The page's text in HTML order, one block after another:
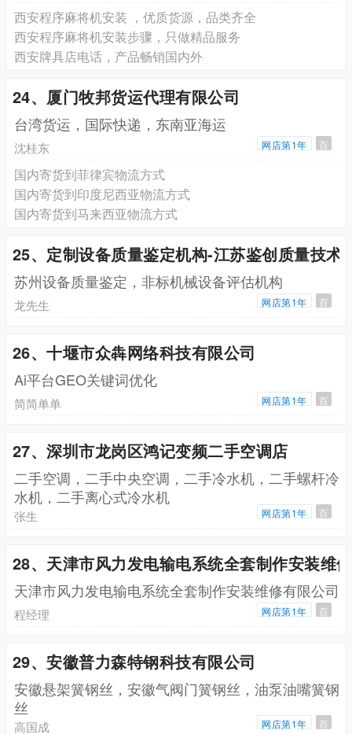
西安程序麻将机安装 ，优质货源，品类齐全
西安程序麻将机安装步骤，只做精品服务
西安牌具店电话，产品畅销国内外
24、厦门牧邦货运代理有限公司
台湾货运，国际快递，东南亚海运
沈桂东 网店第1年 百
国内寄货到菲律宾物流方式
国内寄货到印度尼西亚物流方式
国内寄货到马来西亚物流方式
25、定制设备质量鉴定机构-江苏鉴创质量技术
苏州设备质量鉴定，非标机械设备评估机构
龙先生 网店第1年 百
26、十堰市众犇网络科技有限公司
Ai平台GEO关键词优化
简简单单 网店第1年 百
27、深圳市龙岗区鸿记变频二手空调店
二手空调，二手中央空调，二手冷水机，二手螺杆冷
水机，二手离心式冷水机
张生 网店第1年 百
28、天津市风力发电输电系统全套制作安装维
天津市风力发电输电系统全套制作安装维修有限公司
程经理 网店第1年 百
29、安徽普力森特钢科技有限公司
安徽悬架簧钢丝，安徽气阀门簧钢丝，油泵油嘴簧钢
丝
高国成 网店第1年 百